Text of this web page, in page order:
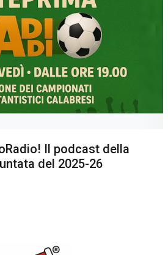
Il podcast della
del 2025-26